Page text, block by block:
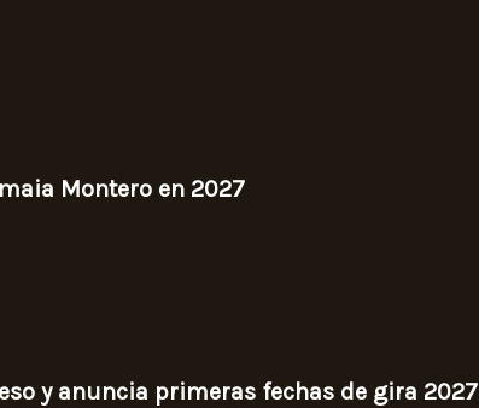
Montero en 2027
y anuncia primeras fechas de gira 2027